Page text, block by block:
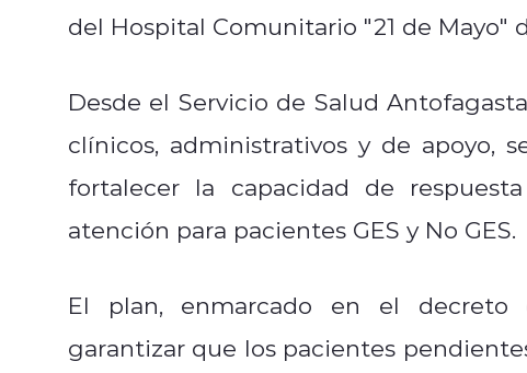
del Hospital Comunitario "21 de Mayo"
Desde el Servicio de Salud
clínicos, administrativos y de apoyo,
fortalecer la capacidad de
atención para pacientes GES y No GES.
El plan, enmarcado en el decreto
garantizar que los pacientes